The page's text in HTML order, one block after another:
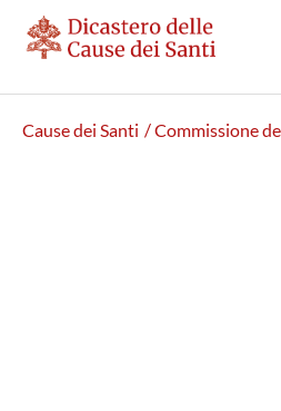
Cause dei Santi / Commissione